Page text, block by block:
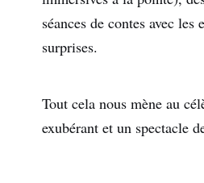
séances de contes avec
surprises.
Tout cela nous mène au
exubérant et un spectacle